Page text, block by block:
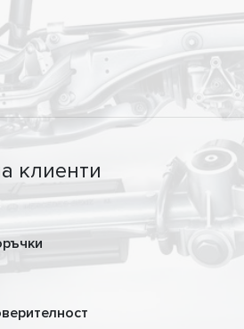
клиенти